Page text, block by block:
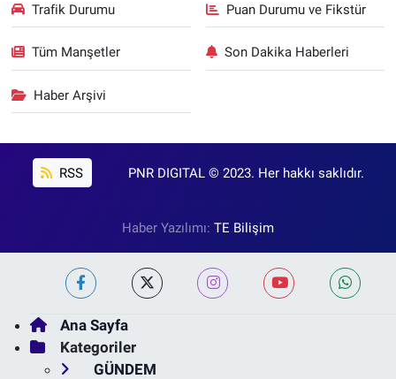
Trafik Durumu Puan Durumu ve Fikstür
Tüm Manşetler Son Dakika Haberleri
Haber Arşivi
RSS PNR DIGITAL © 2023. Her hakkı saklıdır.
Haber Yazılımı: TE Bilişim
Ana Sayfa
Kategoriler
GÜNDEM